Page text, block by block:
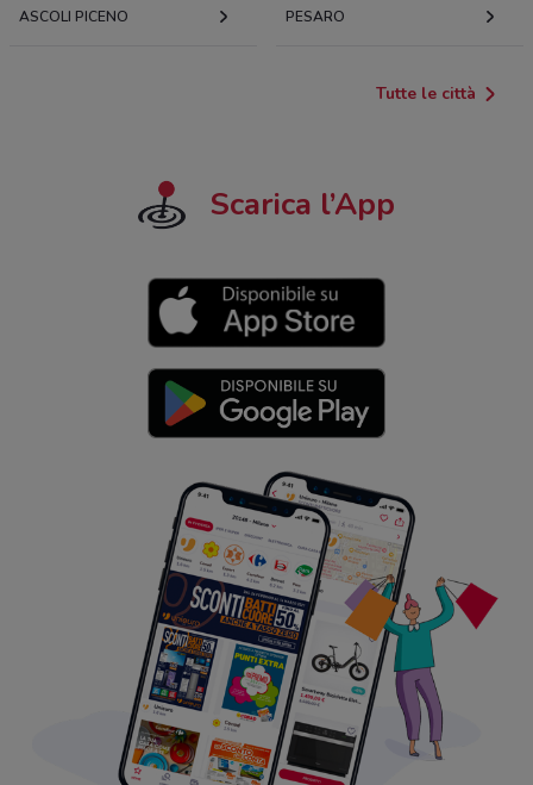
ASCOLI PICENO PESARO
Tutte le città
Scarica l’App